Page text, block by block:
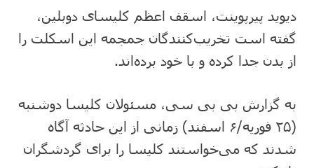
دیوید پیرپوینت، اسقف اعظم کلیسای دوبلین،
گفته است تخریب‌کنندگان جمجمه این اسکلت را
از بدن جدا کرده و با خود برده‌اند.
به گزارش بی بی سی، مسئولان کلیسا دوشنبه
(۲۵ فوریه/۶ اسفند) زمانی از این حادثه آگاه
شدند که می‌خواستند کلیسا را برای گردشگران